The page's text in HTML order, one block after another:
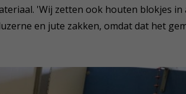
'Wij zetten ook houten blokjes in
en jute zakken, omdat dat het